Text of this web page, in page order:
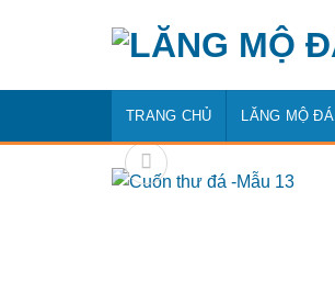
dung
TRANG CHỦ LĂNG MỘ ĐÁ